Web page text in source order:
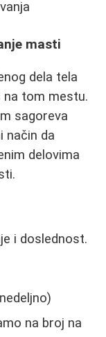
masti
dela tela
na tom mestu.
sagoreva
način da
delovima
i doslednost.
na broj na